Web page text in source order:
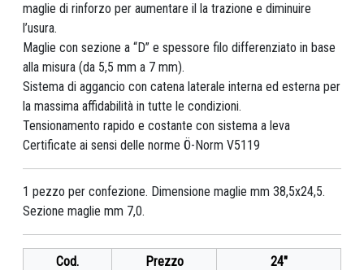
maglie di rinforzo per aumentare il la trazione e diminuire
l’usura.
Maglie con sezione a “D” e spessore filo differenziato in base
alla misura (da 5,5 mm a 7 mm).
Sistema di aggancio con catena laterale interna ed esterna per
la massima affidabilità in tutte le condizioni.
Tensionamento rapido e costante con sistema a leva
Certificate ai sensi delle norme Ö-Norm V5119
1 pezzo per confezione. Dimensione maglie mm 38,5x24,5.
Sezione maglie mm 7,0.
Cod. Prezzo
24"